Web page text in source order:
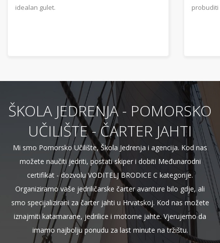
probuditi avanturista u Vama.
jahte i
ŠKOLA JEDRENJA - POMORSKO
UČILIŠTE - ČARTER JAHTI
Mi smo Pomorsko Učilište, Škola Jedrenja i agencija. Kod nas
možete naučiti jedriti, postati skiper i dobiti Međunarodni
certifikat - dozvolu VODITELJ BRODICE C kategorije.
Organiziramo vaše jedriličarske čarter avanture bilo gdje, ali
smo specijalizirani za čarter jahti u Hrvatskoj. Kod nas možete
iznajmiti katamarane, jedrilice i motorne jahte. Vjerujemo da
imamo najbolju ponudu za last minute na tržištu.